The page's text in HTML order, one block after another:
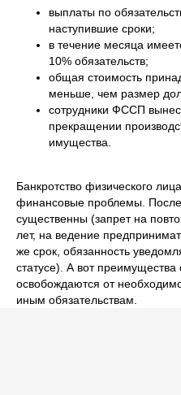
выплаты по
наступившие сроки;
в течение месяца
10% обязательств;
общая стоимость
меньше, чем размер
сотрудники ФССП
прекращении
имущества.
Банкротство физического
финансовые проблемы.
существенны (запрет на
лет, на ведение
же срок, обязанность
статусе). А вот
освобождаются от
иным обязательствам.